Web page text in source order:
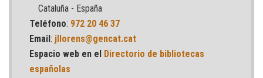
Cataluña - España
Teléfono: 972 20 46 37
Email: jllorens@gencat.cat
Espacio web en el Directorio de bibliotecas
españolas